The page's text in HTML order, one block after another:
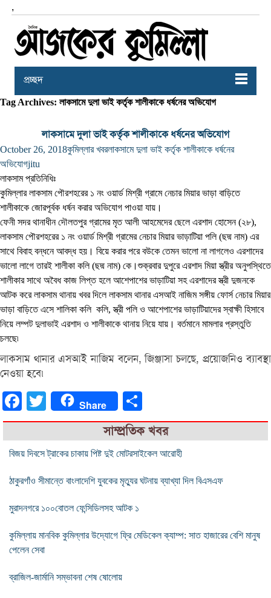
,
প্রচ্ছদ
Tag Archives: লাকসামে দুলা ভাই কর্তৃক শালীকাকে ধর্ষনের অভিযোগ
লাকসামে দুলা ভাই কর্তৃক শালীকাকে ধর্ষনের অভিযোগ
October 26, 2018কুমিল্লার খবরলাকসামে দুলা ভাই কর্তৃক শালীকাকে ধর্ষনের
অভিযোগjitu
লাকসাম প্রতিনিধিঃ
কুমিল্লার লাকসাম পৌরশহরের ১ নং ওয়ার্ড মিশ্রী গ্রামে নেচার মিয়ার ভাড়া বাড়িতে
শালীকাকে জোরপূর্বক ধর্ষন করার অভিযোগ পাওয়া যায়।
ফেনী সদর থানাধীন দৌলতপুর গ্রামের মৃত আলী আহমেদের ছেলে এরশাদ হোসেন (২৮),
লাকসাম পৌরশহরের ১ নং ওয়ার্ড মিশ্রী গ্রামের নেচার মিয়ার ভাড়াটিয়া পলি (ছদ্ম নাম) এর
সাথে বিবাহ বন্ধনে আবদ্ধ হয়। বিয়ে করার পরে বউকে তেমন ভাল ো না লাগলেও এরশাদের
ভালো লাগে তারই শালীকা কলি (ছদ্ম নাম) কে।শুক্রবার দুপুরে এরশাদ মিয়া স্ত্রীর অনুপস্থিতে
শালীকার সাথে অবৈধ কাজ লিপ্ত হলে আশেপাশের ভাড়াটিয়া সহ এরশাদের স্ত্রী দুজনকে
আটক করে লাকসাম থানায় খবর দিলে লাকসাম থানার এসআই নাজিম সঙ্গীয় ফোর্স নেচার মিয়ার
ভাড়া বাড়িতে এসে শালিকা কলি কলি, স্ত্রী পলি ও আশেপাশের ভাড়াটিয়াদের স্বাক্ষী হিসাবে
নিয়ে লম্পট দুলাভাই এরশাদ ও শালীকাকে থানায় নিয়ে যায়। বর্তমানে মামলার প্রস্তুতি
চলছে৷
লাকসাম থানার এসআই নাজিম বলেন, জিঞ্জাসা চলছে, প্রয়োজনিও ব্যাবস্থা
নেওয়া হবে৷
FacebookTwitter Share
সাম্প্রতিক খবর
বিজয় দিবসে ট্রাকের চাকায় পিষ্ট দুই মোটরসাইকেল আরোহী
ঠাকুরগাঁও সীমান্তে বাংলাদেশি যুবকের মৃত্যুর ঘটনায় ব্যাখ্যা দিল বিএসএফ
মুরাদনগরে ১০০বোতল ফেন্সিডিলসহ আটক ১
কুমিল্লায় মানবিক কুমিল্লার উদ্যোগে ফ্রি মেডিকেল ক্যাম্প: সাত হাজারের বেশি মানুষ
পেলেন সেবা
ব্রাজিল-জার্মানি সম্ভাবনা শেষ ষোলোয়